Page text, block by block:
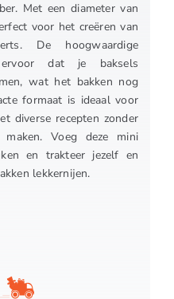
Met een diameter van
voor het creëren van
De hoogwaardige
ervoor dat je baksels
wat het bakken nog
formaat is ideaal voor
diverse recepten zonder
Voeg deze mini
en trakteer jezelf en
lekkernijen.